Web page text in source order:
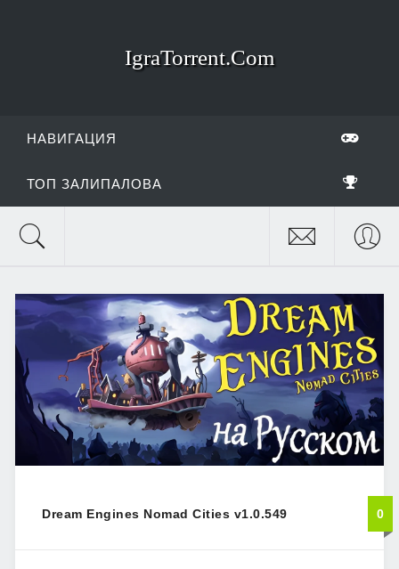
IgraTorrent.Com
НАВИГАЦИЯ
ТОП ЗАЛИПАЛОВА
Dream Engines Nomad Cities v1.0.549 0